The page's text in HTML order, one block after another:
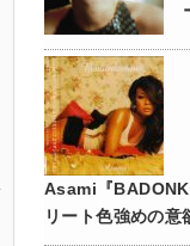
Asami『
リート色強めの意